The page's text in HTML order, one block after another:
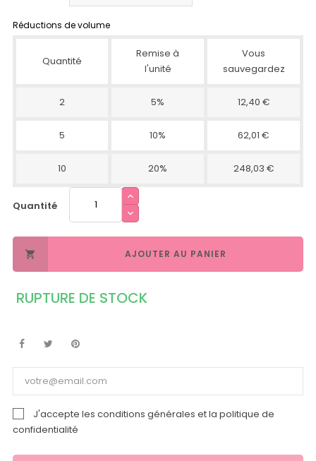
Réductions de volume
Quantité
Remise à
l'unité
Vous
sauvegardez
2 5% 12,40 €
5 10% 62,01 €
10 20% 248,03 €
Quantité
 AJOUTER AU PANIER
RUPTURE DE STOCK
J'accepte les conditions générales et la politique de
confidentialité